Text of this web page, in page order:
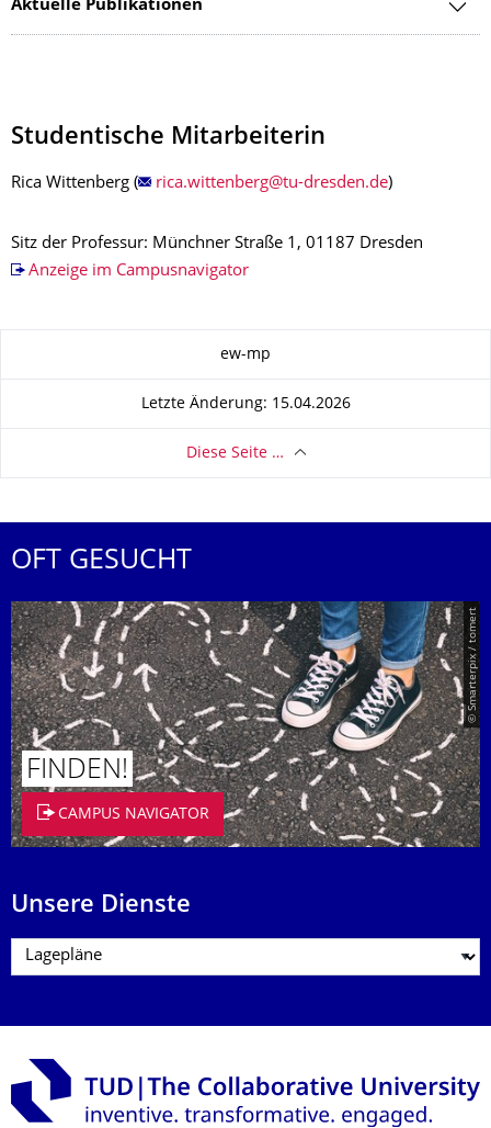
Aktuelle Publikationen
Studentische Mitarbeiterin
Rica Wittenberg ( )
Sitz der Professur: Münchner Straße 1, 01187 Dresden
Anzeige im Campusnavigator
ew-mp
Letzte Änderung: 15.04.2026
Diese Seite …
OFT GESUCHT
© Smarterpix / tomert
FINDEN!
CAMPUS NAVIGATOR
Unsere Dienste